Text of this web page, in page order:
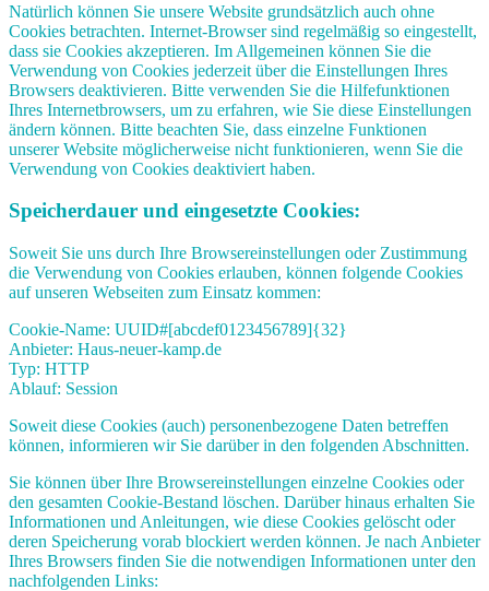
Natürlich können Sie unsere Website grundsätzlich auch ohne
Cookies betrachten. Internet-Browser sind regelmäßig so eingestellt,
dass sie Cookies akzeptieren. Im Allgemeinen können Sie die
Verwendung von Cookies jederzeit über die Einstellungen Ihres
Browsers deaktivieren. Bitte verwenden Sie die Hilfefunktionen
Ihres Internetbrowsers, um zu erfahren, wie Sie diese Einstellungen
ändern können. Bitte beachten Sie, dass einzelne Funktionen
unserer Website möglicherweise nicht funktionieren, wenn Sie die
Verwendung von Cookies deaktiviert haben.
Speicherdauer und eingesetzte Cookies:
Soweit Sie uns durch Ihre Browsereinstellungen oder Zustimmung
die Verwendung von Cookies erlauben, können folgende Cookies
auf unseren Webseiten zum Einsatz kommen:
Cookie-Name: UUID#[abcdef0123456789]{32}
Anbieter: Haus-neuer-kamp.de
Typ: HTTP
Ablauf: Session
Soweit diese Cookies (auch) personenbezogene Daten betreffen
können, informieren wir Sie darüber in den folgenden Abschnitten.
Sie können über Ihre Browsereinstellungen einzelne Cookies oder
den gesamten Cookie-Bestand löschen. Darüber hinaus erhalten Sie
Informationen und Anleitungen, wie diese Cookies gelöscht oder
deren Speicherung vorab blockiert werden können. Je nach Anbieter
Ihres Browsers finden Sie die notwendigen Informationen unter den
nachfolgenden Links: